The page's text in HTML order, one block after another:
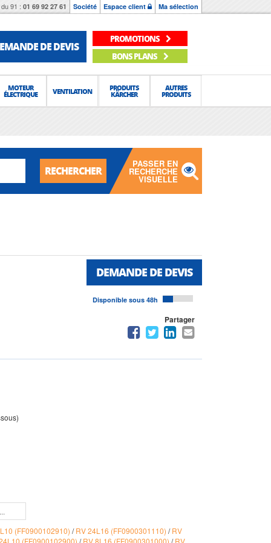
91 : 01 69 92 27 61 Société Espace client Ma sélection
DE DEVIS
PROMOTIONS
BONS PLANS
MOTEUR
ÉLECTRIQUE VENTILATION PRODUITS
KÄRCHER
AUTRES
PRODUITS
RECHERCHER
PASSER EN
RECHERCHE
VISUELLE
DEMANDE DE DEVIS
Disponible sous 48h
Partager
(FF0900102910) /RV 24L16 (FF0900301110) /RV
(FF0900102900) /RV 8L16 (FF0900301000) /RV